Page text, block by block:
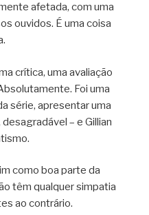
afetada, com uma
ouvidos. É uma coisa
crítica, uma avaliação
Foi uma
série, apresentar uma
– e Gillian
como boa parte da
têm qualquer simpatia
ao contrário.